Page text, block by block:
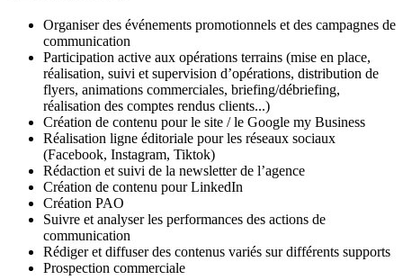
Organiser des événements promotionnels et des campagnes de
communication
Participation active aux opérations terrains (mise en place,
réalisation, suivi et supervision d’opérations, distribution de
flyers, animations commerciales, briefing/débriefing,
réalisation des comptes rendus clients...)
Création de contenu pour le site / le Google my Business
Réalisation ligne éditoriale pour les réseaux sociaux
(Facebook, Instagram, Tiktok)
Rédaction et suivi de la newsletter de l’agence
Création de contenu pour LinkedIn
Création PAO
Suivre et analyser les performances des actions de
communication
Rédiger et diffuser des contenus variés sur différents supports
Prospection commerciale